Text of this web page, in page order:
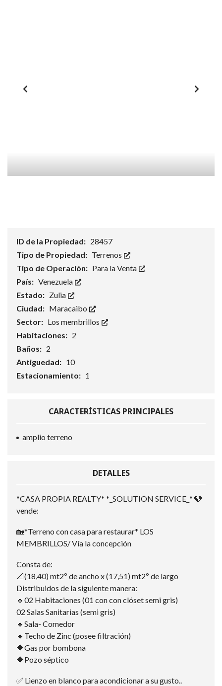
ID de la Propiedad: 28457
Tipo de Propiedad: Terrenos
Tipo de Operación: Para la Venta
País: Venezuela
Estado: Zulia
Ciudad: Maracaibo
Sector: Los membrillos
Habitaciones: 2
Baños: 2
Antiguedad: 10
Estacionamiento: 1
CARACTERÍSTICAS PRINCIPALES
amplio terreno
DETALLES
*CASA PROPIA REALTY* *_SOLUTION SERVICE_* 🩵
vende:
🏡*Terreno con casa para restaurar* LOS
MEMBRILLOS/ Vía la concepción
Consta de:
📐(18,40) mt2º de ancho x (17,51) mt2º de largo
Distribuidos de la siguiente manera:
🔹02 Habitaciones (01 con con clóset semi gris)
02 Salas Sanitarias (semi gris)
🔹Sala- Comedor
🔹Techo de Zinc (posee filtración)
🔷️Gas por bombona
🔷️Pozo séptico
✅ Lienzo en blanco para acondicionar a su gusto..